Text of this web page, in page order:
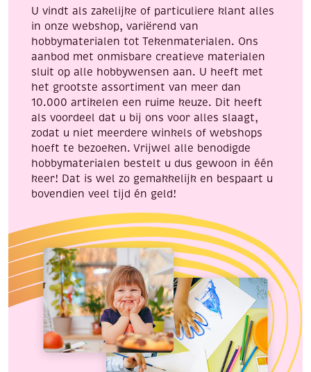
te
aantal
U vindt als zakelijke of particuliere klant alles
in onze webshop, variërend van
hobbymaterialen tot Tekenmaterialen. Ons
aanbod met onmisbare creatieve materialen
sluit op alle hobbywensen aan. U heeft met
het grootste assortiment van meer dan
10.000 artikelen een ruime keuze. Dit heeft
als voordeel dat u bij ons voor alles slaagt,
zodat u niet meerdere winkels of webshops
hoeft te bezoeken. Vrijwel alle benodigde
hobbymaterialen bestelt u dus gewoon in één
keer! Dat is wel zo gemakkelijk en bespaart u
bovendien veel tijd én geld!